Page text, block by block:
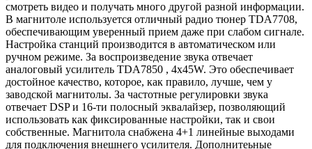
смотреть видео и получать много другой разной информации.
В магнитоле используется отличный радио тюнер TDA7708,
обеспечивающим уверенный прием даже при слабом сигнале.
Настройка станций производится в автоматическом или
ручном режиме. За воспроизведение звука отвечает
аналоговый усилитель TDA7850 , 4x45W. Это обеспечивает
достойное качество, которое, как правило, лучше, чем у
заводской магнитолы. За частотные регулировки звука
отвечает DSP и 16-ти полосный эквалайзер, позволяющий
использовать как фиксированные настройки, так и свои
собственные. Магнитола снабжена 4+1 линейные выходами
для подключения внешнего усилителя. Дополнитеьные